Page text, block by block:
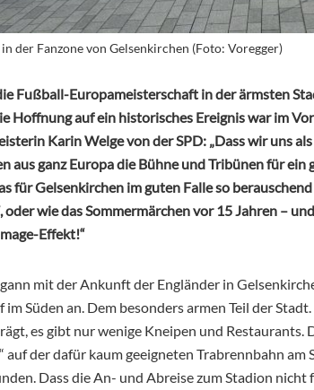
der Fanzone von Gelsenkirchen (Foto: Voregger)
Fußball-Europameisterschaft in der ärmsten
Hoffnung auf ein historisches Ereignis war im
Karin Welge von der SPD: „Dass wir uns
aus ganz Europa die Bühne und Tribünen für
für Gelsenkirchen im guten Falle so
oder wie das Sommermärchen vor 15 Jahren –
Effekt!“
mit der Ankunft der Engländer in
Süden an. Dem besonders armen Teil der
es gibt nur wenige Kneipen und Restaurants.
auf der dafür kaum geeigneten Trabrennbahn am
Dass die An- und Abreise zum Stadion